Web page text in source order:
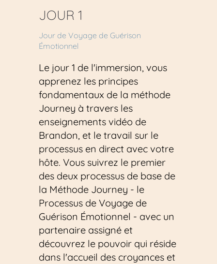
JOUR 1
Jour de Voyage de Guérison
Émotionnel
Le jour 1 de l'immersion, vous
apprenez les principes
fondamentaux de la méthode
Journey à travers les
enseignements vidéo de
Brandon, et le travail sur le
processus en direct avec votre
hôte. Vous suivrez le premier
des deux processus de base de
la Méthode Journey - le
Processus de Voyage de
Guérison Émotionnel - avec un
partenaire assigné et
découvrez le pouvoir qui réside
dans l'accueil des croyances et